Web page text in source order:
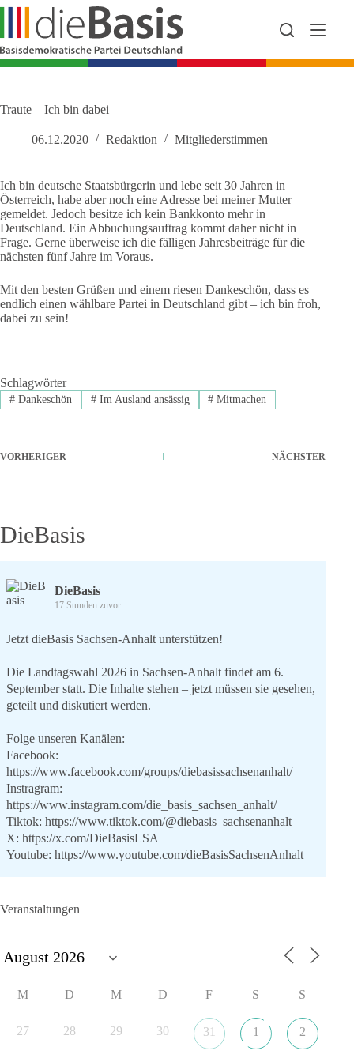
Zum
springen
Traute – Ich bin dabei
06.12.2020 Redaktion Mitgliederstimmen
Ich bin deutsche Staatsbürgerin und lebe seit 30 Jahren in
Österreich, habe aber noch eine Adresse bei meiner Mutter
gemeldet. Jedoch besitze ich kein Bankkonto mehr in
Deutschland. Ein Abbuchungsauftrag kommt daher nicht in
Frage. Gerne überweise ich die fälligen Jahresbeiträge für die
nächsten fünf Jahre im Voraus.
Mit den besten Grüßen und einem riesen Dankeschön, dass es
endlich einen wählbare Partei in Deutschland gibt – ich bin froh,
dabei zu sein!
Schlagwörter
#Dankeschön #Im Ausland ansässig # Mitmachen
VORHERIGER NÄCHSTER
DieBasis
DieBasis
17 Stunden zuvor
Jetzt dieBasis Sachsen-Anhalt unterstützen!
Die Landtagswahl 2026 in Sachsen-Anhalt findet am 6.
September statt. Die Inhalte stehen – jetzt müssen sie gesehen,
geteilt und diskutiert werden.
Folge unseren Kanälen:
Facebook:
https://www.facebook.com/groups/diebasissachsenanhalt/
Instragram:
https://www.instagram.com/die_basis_sachsen_anhalt/
Tiktok: https://www.tiktok.com/@diebasis_sachsenanhalt
X: https://x.com/DieBasisLSA
Youtube: https://www.youtube.com/dieBasisSachsenAnhalt
lohnt, dieBasis zu wählen.
Veranstaltungen
M D M D F S S
27 28 29 30 31 1 2